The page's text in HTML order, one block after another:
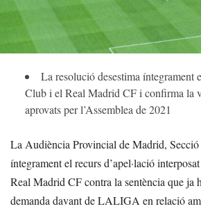
La resolució desestima íntegrament
Club i el Real Madrid CF i confirma la
aprovats per l’Assemblea de 2021
La Audiència Provincial de Madrid, Secció
íntegrament el recurs d’apel·lació
Real Madrid CF contra la sentència que ja
demanda davant de LALIGA en relació